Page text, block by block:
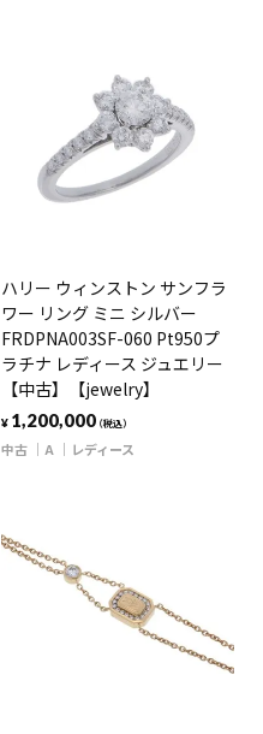
ハリー ウィンストン サンフラ
ワー リング ミニ シルバー
FRDPNA003SF-060 Pt950プ
ラチナ レディース ジュエリー
【中古】【jewelry】
¥ 1,200,000（税込）
中古 A レディース